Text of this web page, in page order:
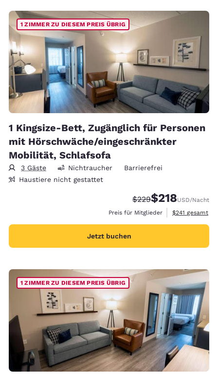
1 ZIMMER ZU DIESEM PREIS ÜBRIG
1 Kingsize-Bett, Zugänglich für Personen
mit Hörschwäche/eingeschränkter
Mobilität, Schlafsofa
3 Gäste Nichtraucher
Barrierefrei
Haustiere nicht gestattet
Durchgestrichener
$229Vergünstigter
$218USD/Nacht
Preis für Mitglieder
Geschätzte
$241 gesamt
Jetzt buchen
1 ZIMMER ZU DIESEM PREIS ÜBRIG